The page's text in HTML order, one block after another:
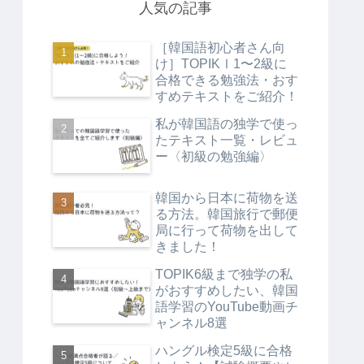
人気の記事
［韓国語初心者さん向
け］TOPIKⅠ1〜2級に
合格できる勉強法・おす
すめテキストをご紹介！
私が韓国語の独学で使っ
たテキスト一覧・レビュ
ー〈初級の勉強編〉
韓国から日本に荷物を送
る方法。韓国旅行で郵便
局に行って荷物を出して
きました！
TOPIK6級まで独学の私
がおすすめしたい、韓国
語学習のYouTube動画チ
ャンネル8選
ハングル検定5級に合格